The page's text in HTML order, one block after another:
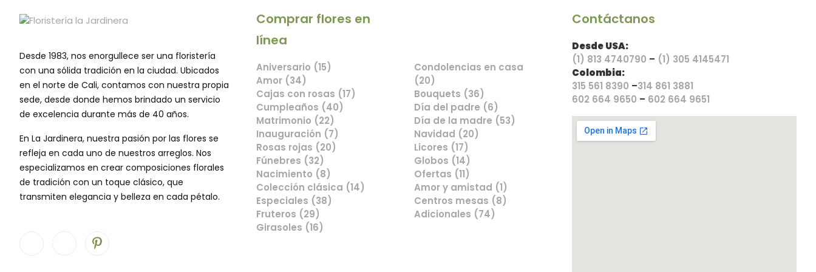
Desde 1983, nos enorgullece ser una floristería
con una sólida tradición en la ciudad. Ubicados
en el norte de Cali, contamos con nuestra propia
sede, desde donde hemos brindado un servicio
de excelencia durante más de 40 años.
En La Jardinera, nuestra pasión por las flores se
refleja en cada uno de nuestros arreglos. Nos
especializamos en crear composiciones florales
de tradición con un toque clásico, que
transmiten elegancia y belleza en cada pétalo.
Comprar flores en
línea
Aniversario (15)
Amor (34)
Cajas con rosas (17)
Cumpleaños (40)
Matrimonio (22)
Inauguración (7)
Rosas rojas (20)
Fúnebres (32)
Nacimiento (8)
Colección clásica (14)
Especiales (38)
Fruteros (29)
Girasoles (16)
Condolencias en casa
(20)
Bouquets (36)
Día del padre (6)
Día de la madre (53)
Navidad (20)
Licores (17)
Globos (14)
Ofertas (11)
Amor y amistad (1)
Centros mesas (8)
Adicionales (74)
Contáctanos
Desde USA:
(1) 813 4740790 – (1) 305 4145471
Colombia:
315 561 8390 –314 861 3881
602 664 9650 – 602 664 9651